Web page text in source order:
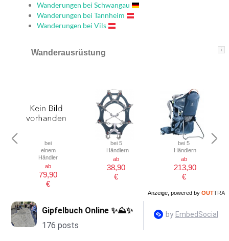
Wanderungen bei Schwangau
Wanderungen bei Tannheim
Wanderungen bei Vils
i
Wanderausrüstung
bei
einem
Händler
ab
79,90
€
bei 5
Händlern
ab
38,90
€
bei 5
Händlern
ab
213,90
€
Anzeige, powered by OUTTRA